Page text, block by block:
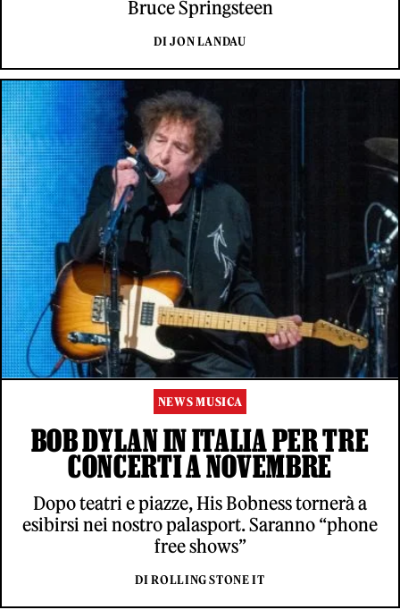
Bruce Springsteen
DI JON LANDAU
NEWS MUSICA
BOB DYLAN IN ITALIA PER TRE
CONCERTI A NOVEMBRE
Dopo teatri e piazze, His Bobness tornerà a
esibirsi nei nostro palasport. Saranno “phone
free shows”
DI ROLLING STONE IT